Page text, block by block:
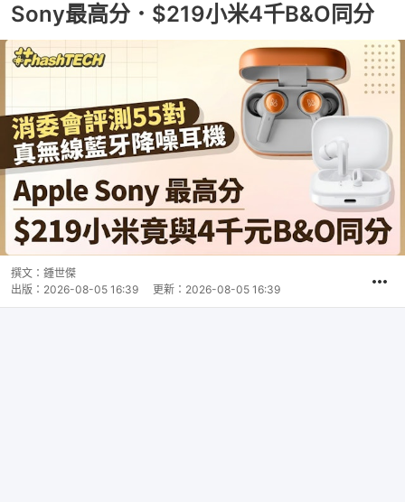
Sony最高分．$219小米4千B&O同分
撰文： 鍾世傑
出版： 2026-08-05 16:39 更新： 2026-08-05 16:39